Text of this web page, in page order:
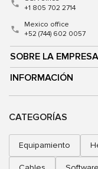
SOBRE LA EMPRESA
INFORMACIÓN
+1 805 702 2714
Mexico office
+52 (744) 602 0057
CATEGORÍAS
Equipamiento